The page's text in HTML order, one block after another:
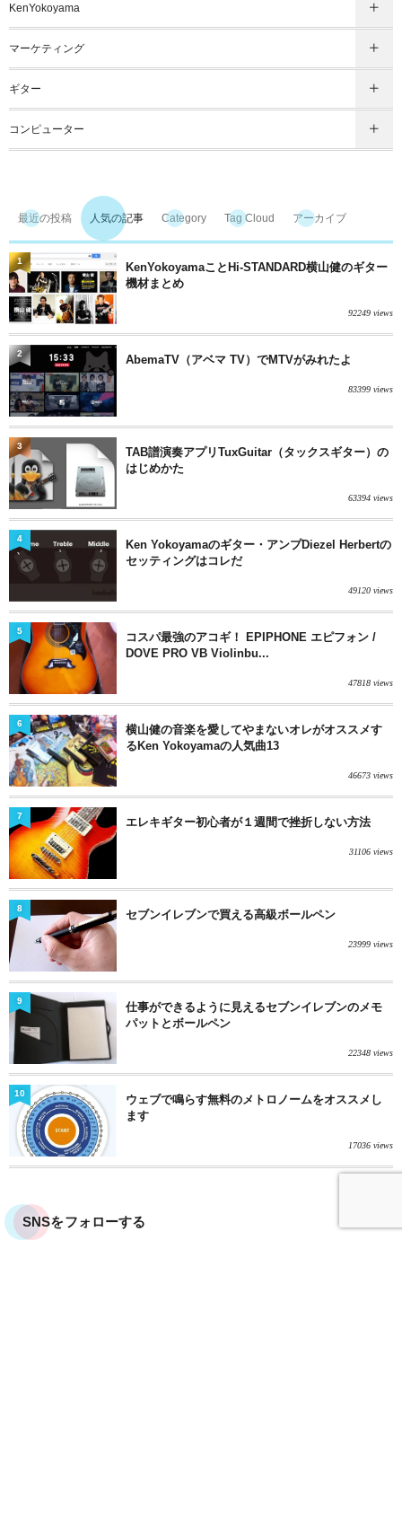
KenYokoyama
マーケティング
ギター
コンピューター
最近の投稿 人気の記事 Category Tag Cloud アーカイブ
KenYokoyamaことHi-STANDARD横山健のギター
機材まとめ
92249 views
1
AbemaTV（アベマ TV）でMTVがみれたよ
83399 views
2
TAB譜演奏アプリTuxGuitar（タックスギター）の
はじめかた
63394 views
3
Ken Yokoyamaのギター・アンプDiezel Herbertの
セッティングはコレだ
49120 views
4
コスパ最強のアコギ！ EPIPHONE エピフォン /
DOVE PRO VB Violinbu...
47818 views
5
横山健の音楽を愛してやまないオレがオススメす
るKen Yokoyamaの人気曲13
46673 views
6
エレキギター初心者が１週間で挫折しない方法
31106 views
7
セブンイレブンで買える高級ボールペン
23999 views
8
仕事ができるように見えるセブンイレブンのメモ
パットとボールペン
22348 views
9
ウェブで鳴らす無料のメトロノームをオススメし
ます
17036 views
10
SNSをフォローする